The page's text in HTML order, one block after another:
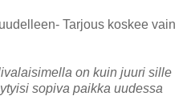
Tarjous koskee vain
on kuin juuri sille
sopiva paikka uudessa